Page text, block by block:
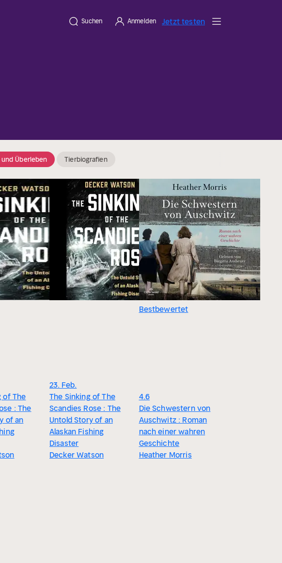
Suchen Anmelden Jetzt testen
Überleben Tierbiografien
of The
: The
of an
23. Feb.
The Sinking of The
Scandies Rose : The
Untold Story of an
Alaskan Fishing
Disaster
Decker Watson
Bestbewertet
4.6
Die Schwestern von
Auschwitz : Roman
nach einer wahren
Geschichte
Heather Morris